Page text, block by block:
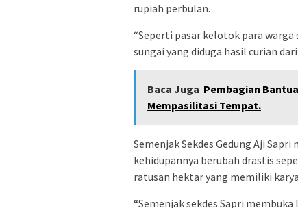
rupiah perbulan.
“Seperti pasar kelotok para
sungai yang diduga hasil curian
Baca Juga Pembagian
Mempasilitasi Tempat.
Semenjak Sekdes Gedung Aji
kehidupannya berubah drastis
ratusan hektar yang memiliki
“Semenjak sekdes Sapri